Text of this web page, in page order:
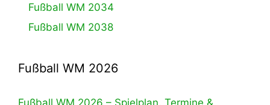
Fußball WM 2034
Fußball WM 2038
Fußball WM 2026